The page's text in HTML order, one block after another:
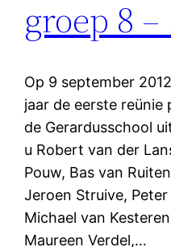
groep 8 –
Op 9 september
jaar de eerste reünie
de Gerardusschool
u Robert van der
Pouw, Bas van
Jeroen Struive, Peter
Michael van
Maureen Verdel,…